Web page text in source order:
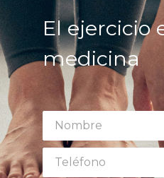
El ejercicio
medicina